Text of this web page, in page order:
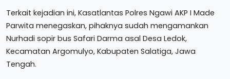
Terkait kejadian ini, Kasatlantas Polres Ngawi AKP I Made
Parwita menegaskan, pihaknya sudah mengamankan
Nurhadi sopir bus Safari Darma asal Desa Ledok,
Kecamatan Argomulyo, Kabupaten Salatiga, Jawa
Tengah.